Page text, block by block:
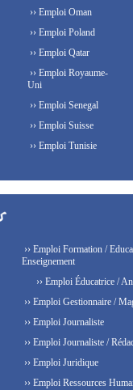
›› Emploi Oman
›› Emploi Poland
›› Emploi Qatar
›› Emploi Royaume-
Uni
›› Emploi Senegal
›› Emploi Suisse
›› Emploi Tunisie
›› Emploi Formation /
Enseignement
›› Emploi Éducatrice /
›› Emploi Gestionnaire /
›› Emploi Journaliste
›› Emploi Journaliste /
›› Emploi Juridique
›› Emploi Ressources